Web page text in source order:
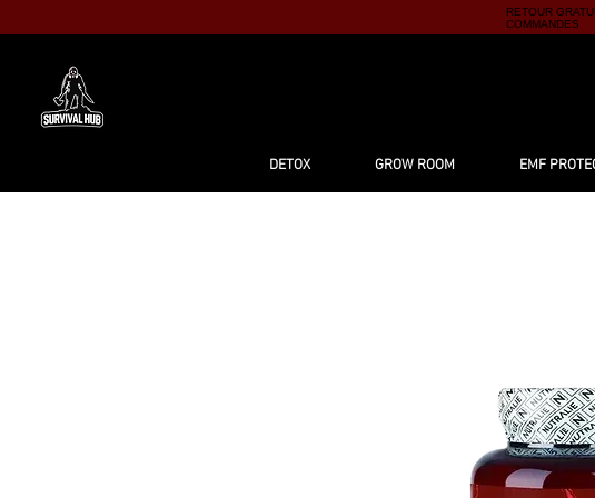
RETOUR
COMMANDES
DETOX GROW ROOM EMF